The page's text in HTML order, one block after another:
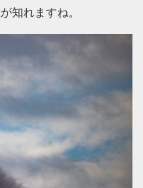
知れますね。